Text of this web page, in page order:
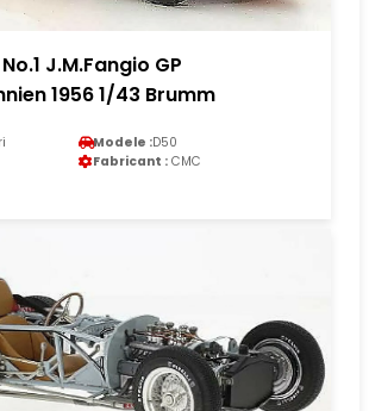
J.M.Fangio GP
1956 1/43 Brumm
Modele :D50
Fabricant : CMC